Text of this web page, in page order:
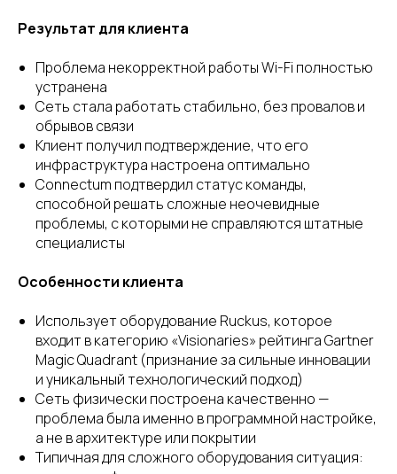
Результат для клиента
Проблема некорректной работы Wi-Fi полностью
устранена
Сеть стала работать стабильно, без провалов и
обрывов связи
Клиент получил подтверждение, что его
инфраструктура настроена оптимально
Connectum подтвердил статус команды,
способной решать сложные неочевидные
проблемы, с которыми не справляются штатные
специалисты
Особенности клиента
Использует оборудование Ruckus, которое
входит в категорию «Visionaries» рейтинга Gartner
Magic Quadrant (признание за сильные инновации
и уникальный технологический подход)
Сеть физически построена качественно —
проблема была именно в программной настройке,
а не в архитектуре или покрытии
Типичная для сложного оборудования ситуация: